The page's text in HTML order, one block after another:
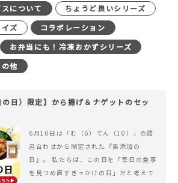
について
ちょうど良いシリーズ
ズ
コラボレーション
お弁当にも！冷凍おかずシリーズ
他
の日）限定】から揚げ＆ナゲットのセッ
6月10日は「む（6）てん（10）」の語
呂合わせから制定された『無添加の
日』。 私たちは、この日を「毎日の食事
を見つめ直すきっかけの日」だと考えて